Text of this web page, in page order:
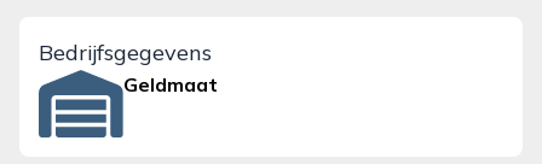
Bedrijfsgegevens
Geldmaat